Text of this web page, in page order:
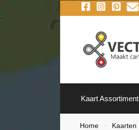
Kaart Assortiment
Home - Kaarten